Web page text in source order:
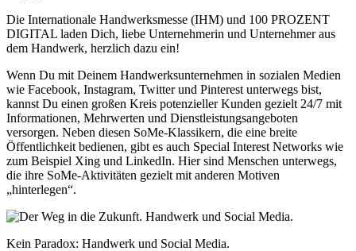
Die Internationale Handwerksmesse (IHM) und 100 PROZENT
DIGITAL laden Dich, liebe Unternehmerin und Unternehmer aus
dem Handwerk, herzlich dazu ein!
Wenn Du mit Deinem Handwerksunternehmen in sozialen Medien
wie Facebook, Instagram, Twitter und Pinterest unterwegs bist,
kannst Du einen großen Kreis potenzieller Kunden gezielt 24/7 mit
Informationen, Mehrwerten und Dienstleistungsangeboten
versorgen. Neben diesen SoMe-Klassikern, die eine breite
Öffentlichkeit bedienen, gibt es auch Special Interest Networks wie
zum Beispiel Xing und LinkedIn. Hier sind Menschen unterwegs,
die ihre SoMe-Aktivitäten gezielt mit anderen Motiven
„hinterlegen“.
Kein Paradox: Handwerk und Social Media.